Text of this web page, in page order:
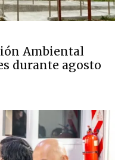
Ambiental
durante agosto